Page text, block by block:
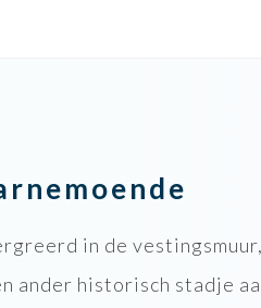
in de
ander historisch stadje